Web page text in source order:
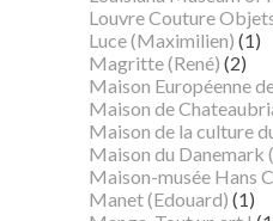
Louvre Couture
Luce (Maximilien) (1)
Magritte (René) (2)
Maison Européenne
Maison de
Maison de la culture
Maison du Danemark
Maison-musée Hans
Manet (Edouard) (1)